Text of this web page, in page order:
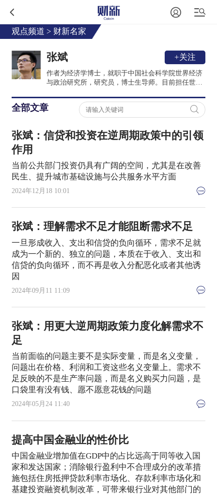
观点频道 > 财新名家
张斌 +关注
作者为经济学博士，就职于中国社会科学院世界经济
与政治研究所，研究员，博士生导师。目前担任世界
咨询点项目主持人。中国金融四十人论坛特邀成员，
上海交大、人民大学、中山大学等高校特聘研究员。
曾获得2014年"浦山优秀论文奖"。
全部文章
张斌：信贷和投资在逆周期政策中的引领
作用
当前公共部门投资仍具有广阔的空间，尤其是在改善
民生、提升城市基础设施与公共服务水平方面
2024年12月18 10:01
张斌：理解需求不足才能阻断需求不足
一旦形成收入、支出和信贷的负向循环，需求不足就
成为一个新的、独立的问题，本质在于收入、支出和
信贷的负向循环，而不再是收入分配恶化或者其他诱
因
2024年09月11 11:09
张斌：用更大逆周期政策力度化解需求不
足
当前面临的问题主要不是实际变量，而是名义变量，
问题出在价格、利润和工资这些名义变量上。需求不
足反映的不是生产率问题，而是名义购买力问题，是
口袋里有没有钱、愿不愿意花钱的问题
2024年05月24 11:40
提高中国金融业的性价比
中国金融业增加值在GDP中的占比远高于同等收入国
家和发达国家；消除银行盈利中不合理成分的改革措
施包括住房抵押贷款利率市场化、存款利率市场化和
基建投资融资机制改革，可带来银行业对其他部门的